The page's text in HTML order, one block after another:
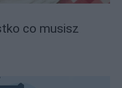
co musisz